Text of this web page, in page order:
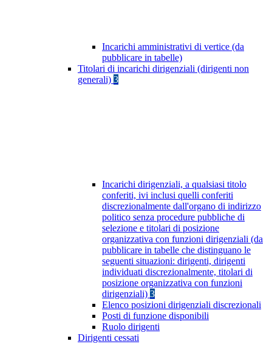
Incarichi amministrativi di vertice (da
pubblicare in tabelle)
Titolari di incarichi dirigenziali (dirigenti non
generali) 3
Incarichi dirigenziali, a qualsiasi titolo
conferiti, ivi inclusi quelli conferiti
discrezionalmente dall'organo di indirizzo
politico senza procedure pubbliche di
selezione e titolari di posizione
organizzativa con funzioni dirigenziali (da
pubblicare in tabelle che distinguano le
seguenti situazioni: dirigenti, dirigenti
individuati discrezionalmente, titolari di
posizione organizzativa con funzioni
dirigenziali) 3
Elenco posizioni dirigenziali discrezionali
Posti di funzione disponibili
Ruolo dirigenti
Dirigenti cessati